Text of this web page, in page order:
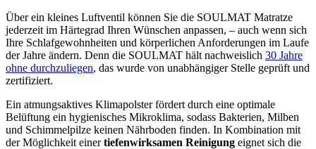
Über ein kleines Luftventil können Sie die SOULMAT Matratze
jederzeit im Härtegrad Ihren Wünschen anpassen, – auch wenn sich
Ihre Schlafgewohnheiten und körperlichen Anforderungen im Laufe
der Jahre ändern. Denn die SOULMAT hält nachweislich 30 Jahre
ohne durchzuliegen, das wurde von unabhängiger Stelle geprüft und
zertifiziert.
Ein atmungsaktives Klimapolster fördert durch eine optimale
Belüftung ein hygienisches Mikroklima, sodass Bakterien, Milben
und Schimmelpilze keinen Nährboden finden. In Kombination mit
der Möglichkeit einertiefenwirksamen Reinigung eignet sich die